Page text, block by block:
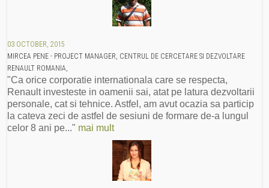
03 OCTOBER, 2015
MIRCEA PENE - PROJECT MANAGER, CENTRUL DE CERCETARE SI DEZVOLTARE
RENAULT ROMANIA,
"Ca orice corporatie internationala care se respecta,
Renault investeste in oamenii sai, atat pe latura dezvoltarii
personale, cat si tehnice. Astfel, am avut ocazia sa particip
la cateva zeci de astfel de sesiuni de formare de-a lungul
celor 8 ani pe..." mai mult